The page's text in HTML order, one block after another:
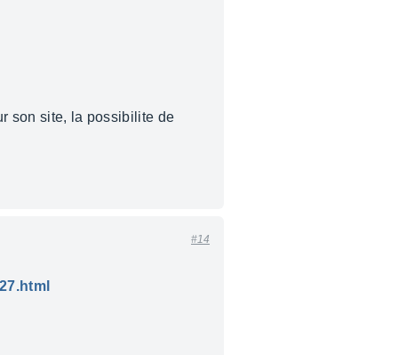
son site, la possibilite de
#14